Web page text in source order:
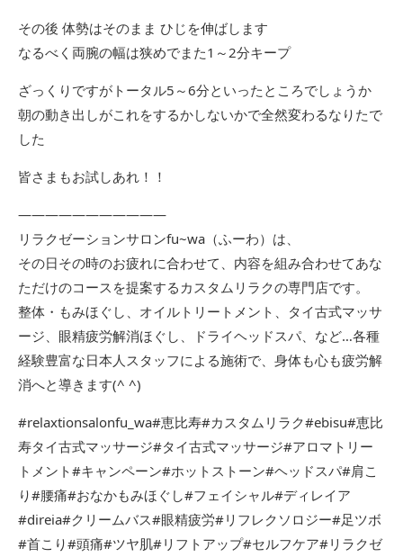
その後 体勢はそのまま ひじを伸ばします
なるべく両腕の幅は狭めでまた1～2分キープ
ざっくりですがトータル5～6分といったところでしょうか
朝の動き出しがこれをするかしないかで全然変わるなりたで
した
皆さまもお試しあれ！！
―――――――――――
リラクゼーションサロンfu~wa（ふーわ）は、
その日その時のお疲れに合わせて、内容を組み合わせてあな
ただけのコースを提案するカスタムリラクの専門店です。
整体・もみほぐし、オイルトリートメント、タイ古式マッサ
ージ、眼精疲労解消ほぐし、ドライヘッドスパ、など…各種
経験豊富な日本人スタッフによる施術で、身体も心も疲労解
消へと導きます(^ ^)
#relaxtionsalonfu_wa#恵比寿#カスタムリラク#ebisu#恵比
寿タイ古式マッサージ#タイ古式マッサージ#アロマトリー
トメント#キャンペーン#ホットストーン#ヘッドスパ#肩こ
り#腰痛#おなかもみほぐし#フェイシャル#ディレイア
#direia#クリームバス#眼精疲労#リフレクソロジー#足ツボ
#首こり#頭痛#ツヤ肌#リフトアップ#セルフケア#リラクゼ